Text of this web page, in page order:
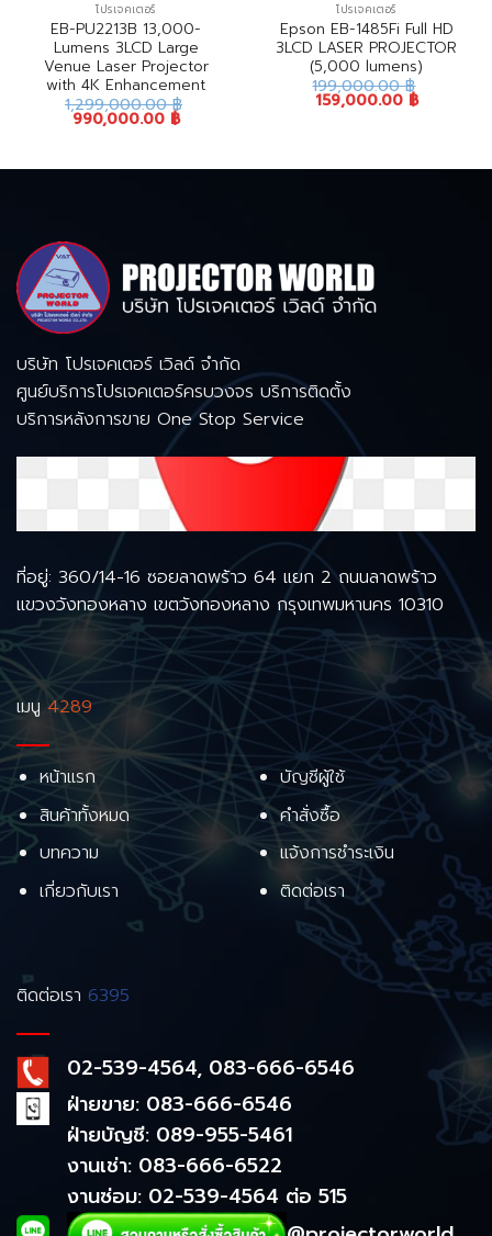
โปรเจคเตอร์
EB-PU2213B 13,000-
Lumens 3LCD Large
Venue Laser Projector
with 4K Enhancement
1,299,000.00฿
990,000.00 ฿
โปรเจคเตอร์
Epson EB-1485Fi Full HD
3LCD LASER PROJECTOR
(5,000 lumens)
199,000.00฿
159,000.00 ฿
บริษัท โปรเจคเตอร์ เวิลด์ จำกัด
ศูนย์บริการโปรเจคเตอร์ครบวงจร บริการติดตั้ง
บริการหลังการขาย One Stop Service
ที่อยู่: 360/14-16 ซอยลาดพร้าว 64 แยก 2 ถนนลาดพร้าว
แขวงวังทองหลาง เขตวังทองหลาง กรุงเทพมหานคร 10310
เมนู4289
หน้าแรก
สินค้าทั้งหมด
บทความ
เกี่ยวกับเรา
บัญชีผู้ใช้
คำสั่งซื้อ
แจ้งการชำระเงิน
ติดต่อเรา
ติดต่อเรา 6395
02-539-4564, 083-666-6546
ฝ่ายขาย: 083-666-6546
ฝ่ายบัญชี: 089-955-5461
งานเช่า: 083-666-6522
งานซ่อม: 02-539-4564 ต่อ 515